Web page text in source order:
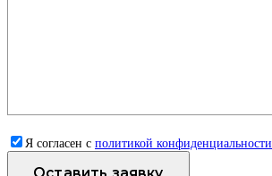
Я согласен с политикой конфиденциальности